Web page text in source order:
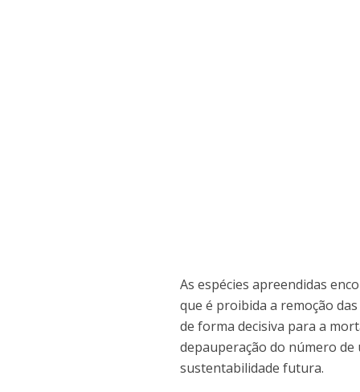
​As espécies apreendidas
que é proibida a remoção
de forma decisiva para a
depauperação do número de
sustentabilidade futura.